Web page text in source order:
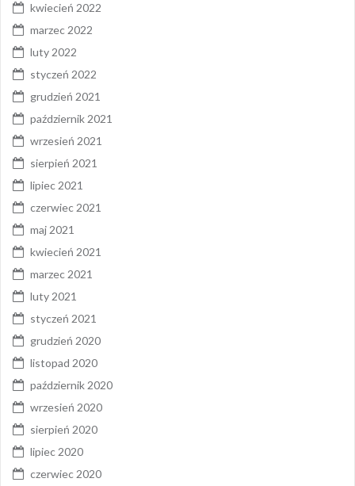
kwiecień 2022
marzec 2022
luty 2022
styczeń 2022
grudzień 2021
październik 2021
wrzesień 2021
sierpień 2021
lipiec 2021
czerwiec 2021
maj 2021
kwiecień 2021
marzec 2021
luty 2021
styczeń 2021
grudzień 2020
listopad 2020
październik 2020
wrzesień 2020
sierpień 2020
lipiec 2020
czerwiec 2020